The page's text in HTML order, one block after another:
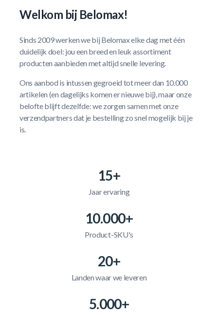
Welkom bij Belomax!
Sinds 2009 werken we bij Belomax elke dag met één
duidelijk doel: jou een breed en leuk assortiment
producten aanbieden met altijd snelle levering.
Ons aanbod is intussen gegroeid tot meer dan 10.000
artikelen (en dagelijks komen er nieuwe bij), maar onze
belofte blijft dezelfde: we zorgen samen met onze
verzendpartners dat je bestelling zo snel mogelijk bij je
is.
15+
Jaar ervaring
10.000+
Product-SKU's
20+
Landen waar we leveren
5.000+